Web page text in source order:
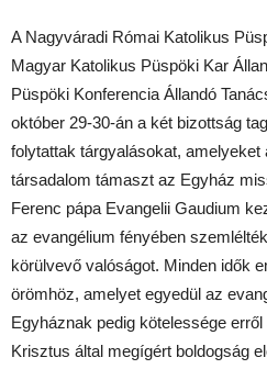
A Nagyváradi Római Katolikus
Magyar Katolikus Püspöki Kar
Püspöki Konferencia Állandó
október 29-30-án a két bizottság
folytattak tárgyalásokat, amelyeket
társadalom támaszt az Egyház
Ferenc pápa Evangelii Gaudium
az evangélium fényében
körülvevő valóságot. Minden idők
örömhöz, amelyet egyedül az
Egyháznak pedig kötelessége
Krisztus által megígért boldogság